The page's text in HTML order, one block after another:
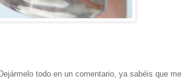
todo en un comentario, ya sabéis que me